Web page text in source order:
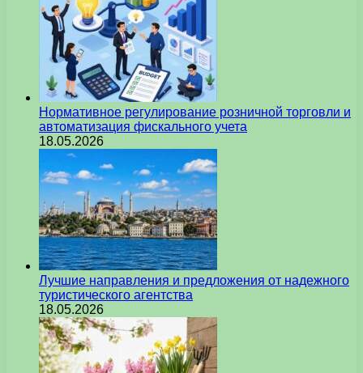
Нормативное регулирование розничной торговли и
автоматизация фискального учета
18.05.2026
Лучшие направления и предложения от надежного
туристического агентства
18.05.2026